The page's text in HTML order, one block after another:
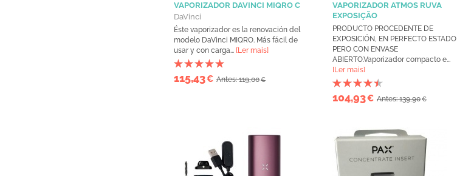
VAPORIZADOR DAVINCI MIQRO C
DaVinci
Éste vaporizador es la renovación del
modelo DaVinci MIQRO. Más fácil de
usar y con carga... [Ler mais]
115,43€ Antes: 119,00€
VAPORIZADOR ATMOS RUVA
EXPOSIÇÃO
PRODUCTO PROCEDENTE DE
EXPOSICIÓN, EN PERFECTO ESTADO
PERO CON ENVASE
ABIERTO.Vaporizador compacto e...
[Ler mais]
104,93€ Antes: 139,90€